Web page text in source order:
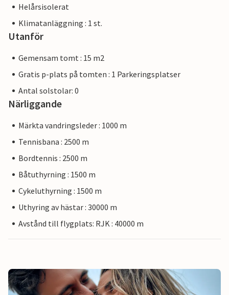
Helårsisolerat
Klimatanläggning : 1 st.
Utanför
Gemensam tomt : 15 m2
Gratis p-plats på tomten : 1 Parkeringsplatser
Antal solstolar: 0
Närliggande
Märkta vandringsleder : 1000 m
Tennisbana : 2500 m
Bordtennis : 2500 m
Båtuthyrning : 1500 m
Cykeluthyrning : 1500 m
Uthyring av hästar : 30000 m
Avstånd till flygplats: RJK : 40000 m